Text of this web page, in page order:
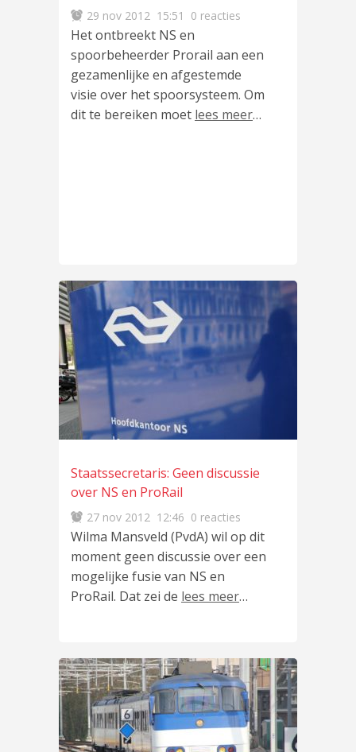
29 nov 2012 15:51 0 reacties
Het ontbreekt NS en
spoorbeheerder Prorail aan een
gezamenlijke en afgestemde
visie over het spoorsysteem. Om
dit te bereiken moet lees meer…
Staatssecretaris: Geen discussie
over NS en ProRail
27 nov 2012 12:46 0 reacties
Wilma Mansveld (PvdA) wil op dit
moment geen discussie over een
mogelijke fusie van NS en
ProRail. Dat zei de lees meer…